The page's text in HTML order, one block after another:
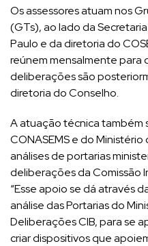
Os assessores atuam nos
(GTs), ao lado da
Paulo e da diretoria do
reúnem mensalmente para
deliberações são
diretoria do Conselho.
A atuação técnica também
CONASEMS e do
análises de portarias
deliberações da Comissão
“Esse apoio se dá através
análise das Portarias do
Deliberações CIB, para se
criar dispositivos que